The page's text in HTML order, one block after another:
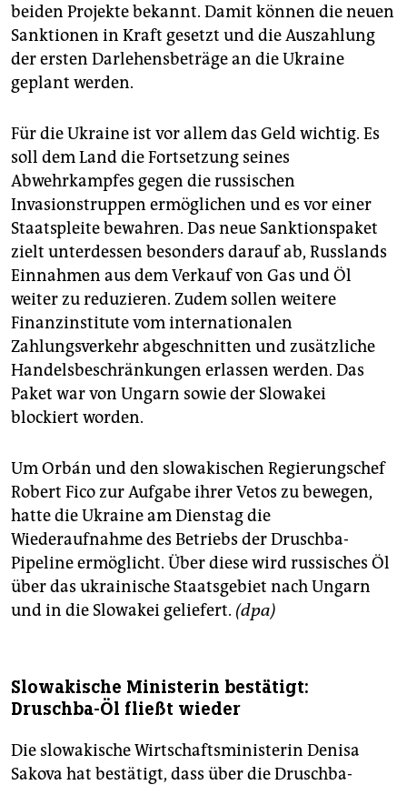
beiden Projekte bekannt. Damit können die neuen
Sanktionen in Kraft gesetzt und die Auszahlung
der ersten Darlehensbeträge an die Ukraine
geplant werden.
Für die Ukraine ist vor allem das Geld wichtig. Es
soll dem Land die Fortsetzung seines
Abwehrkampfes gegen die russischen
Invasionstruppen ermöglichen und es vor einer
Staatspleite bewahren. Das neue Sanktionspaket
zielt unterdessen besonders darauf ab, Russlands
Einnahmen aus dem Verkauf von Gas und Öl
weiter zu reduzieren. Zudem sollen weitere
Finanzinstitute vom internationalen
Zahlungsverkehr abgeschnitten und zusätzliche
Handelsbeschränkungen erlassen werden. Das
Paket war von Ungarn sowie der Slowakei
blockiert worden.
Um Orbán und den slowakischen Regierungschef
Robert Fico zur Aufgabe ihrer Vetos zu bewegen,
hatte die Ukraine am Dienstag die
Wiederaufnahme des Betriebs der Druschba-
Pipeline ermöglicht. Über diese wird russisches Öl
über das ukrainische Staatsgebiet nach Ungarn
und in die Slowakei geliefert. (dpa)
Slowakische Ministerin bestätigt:
Druschba-Öl fließt wieder
Die slowakische Wirtschaftsministerin Denisa
Sakova hat bestätigt, dass über die Druschba-